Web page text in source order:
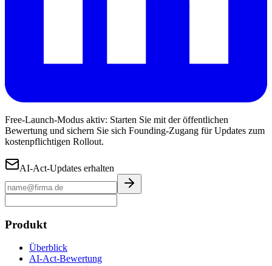
Free-Launch-Modus aktiv: Starten Sie mit der öffentlichen
Bewertung und sichern Sie sich Founding-Zugang für Updates zum
kostenpflichtigen Rollout.
AI-Act-Updates erhalten
Produkt
Überblick
AI-Act-Bewertung